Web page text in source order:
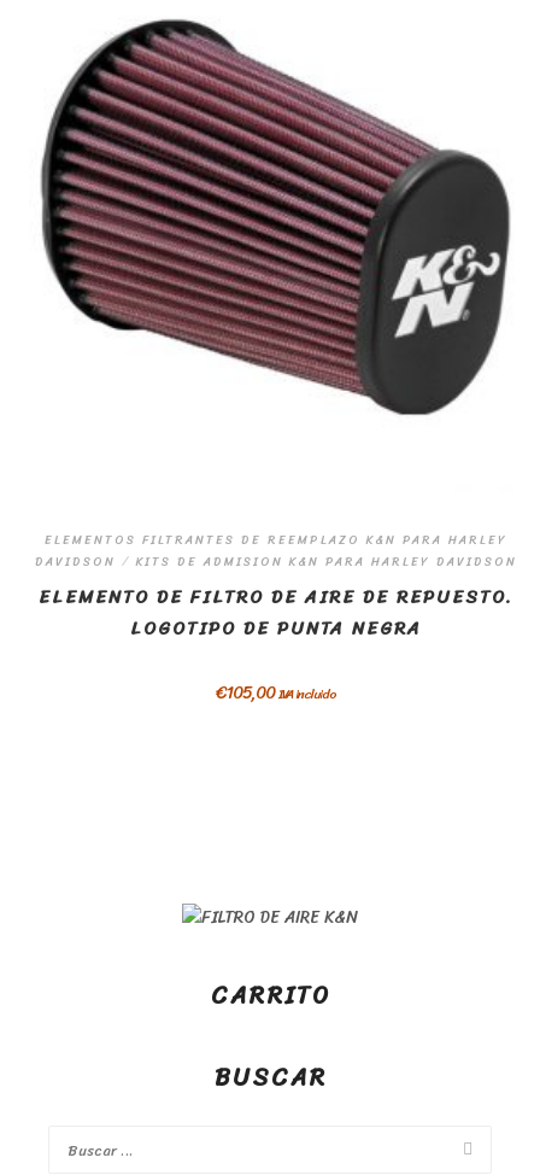
ELEMENTOS FILTRANTES DE REEMPLAZO K&N PARA HARLEY
DAVIDSON / KITS DE ADMISION K&N PARA HARLEY DAVIDSON
ELEMENTO DE FILTRO DE AIRE DE REPUESTO.
LOGOTIPO DE PUNTA NEGRA
€105,00IVA incluido
CARRITO
BUSCAR